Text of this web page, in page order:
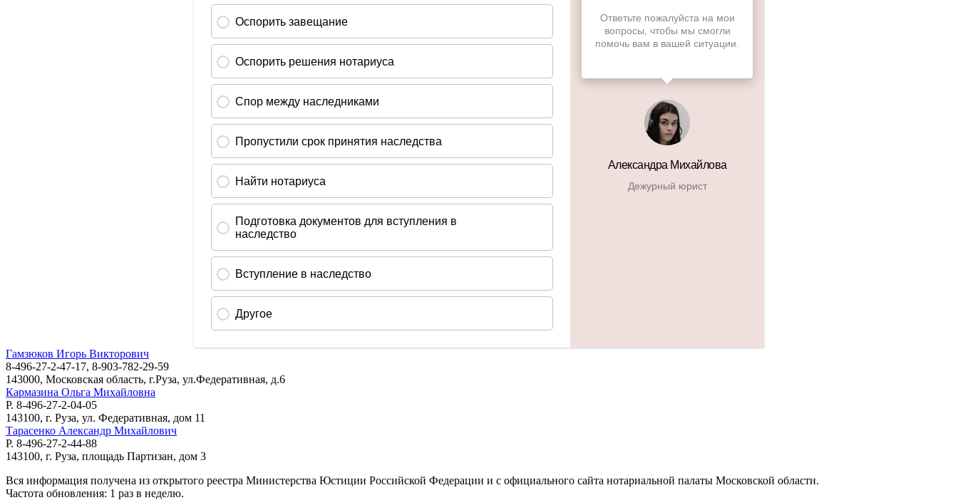
Гамзюков Игорь Викторович
8-496-27-2-47-17, 8-903-782-29-59
143000, Московская область, г.Руза, ул.Федеративная, д.6
Кармазина Ольга Михайловна
Р. 8-496-27-2-04-05
143100, г. Руза, ул. Федеративная, дом 11
Тарасенко Александр Михайлович
Р. 8-496-27-2-44-88
143100, г. Руза, площадь Партизан, дом 3
Вся информация получена из открытого реестра Министерства Юстиции Российской Федерации и с официального сайта нотариальной палаты Московской области.
Частота обновления: 1 раз в неделю.